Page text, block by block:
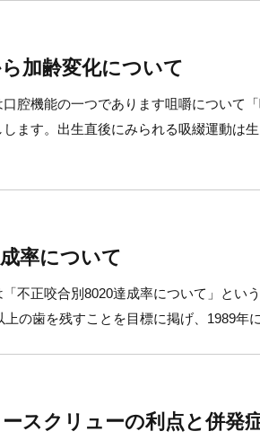
加齢変化について
腔機能の一つであります咀嚼について
ます。出生直後にみられる吸綴運動は
率について
不正咬合別8020達成率について」とい
上の歯を残すことを目標に掲げ、1989年
スクリューの利点と併発